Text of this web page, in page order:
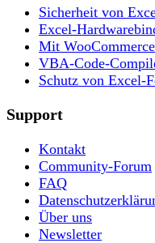
Sicherheit von
Excel-
Mit
VBA-Code-
Schutz von Excel-
Support
Kontakt
Community-Forum
FAQ
Über uns
Newsletter